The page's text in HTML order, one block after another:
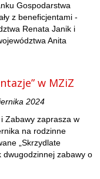
Gospodarstwa
z beneficjentami -
Renata Janik i
Anita
w MZiZ
2024
Zabawy zaprasza w
na rodzinne
„Skrzydlate
dwugodzinnej zabawy o